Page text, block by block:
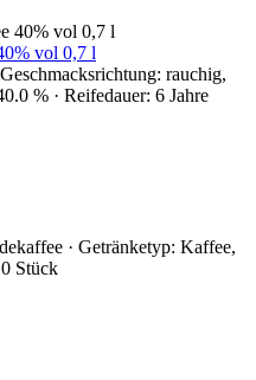
vol 0,7 l
rauchig,
% · Reifedauer: 6 Jahre
· Getränketyp: Kaffee,
Stück